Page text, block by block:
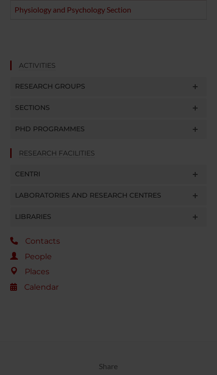
Physiology and Psychology Section
ACTIVITIES
RESEARCH GROUPS
SECTIONS
PHD PROGRAMMES
RESEARCH FACILITIES
CENTRI
LABORATORIES AND RESEARCH CENTRES
LIBRARIES
Contacts
People
Places
Calendar
Share